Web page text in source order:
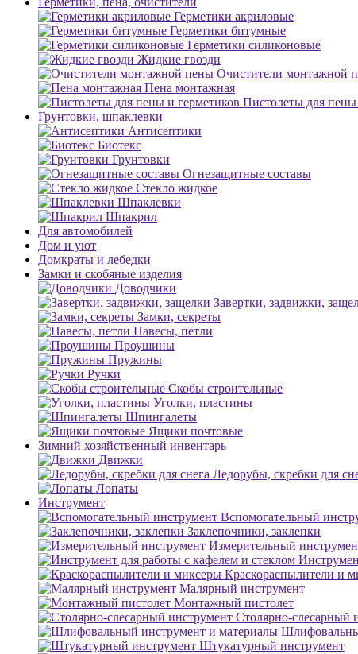
Герметики акриловые
Герметики битумные
Герметики силиконовые
Жидкие гвозди
Очистители монтажной
Пена монтажная
Пистолеты для пены
Грунтовки, шпаклевки
Антисептики
Биотекс
Грунтовки
Огнезащитные составы
Стекло жидкое
Шпаклевки
Шпакрил
Для автомобилей
Дом и уют
Домкраты и лебедки
Замки и скобяные изделия
Доводчики
Завертки, задвижки,
Замки, секреты
Навесы, петли
Проушины
Пружины
Ручки
Скобы строительные
Уголки, пластины
Шпингалеты
Ящики почтовые
Зимний хозяйственный инвентарь
Движки
Ледорубы, скребки для
Лопаты
Инструмент
Вспомогательный
Заклепочники, заклепки
Измерительный
Краскораспылители и
Малярный инструмент
Монтажный пистолет
Столярно-слесарный
Штукатурный инструмент